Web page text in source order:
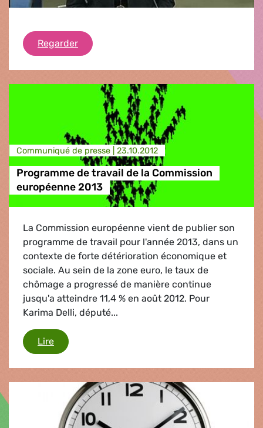
RegarderConclusions of the European Council
Communiqué de presse | 23.10.2012
Programme de travail de la Commission
européenne 2013
La Commission européenne vient de publier son
programme de travail pour l'année 2013, dans un
contexte de forte détérioration économique et
sociale. Au sein de la zone euro, le taux de
chômage a progressé de manière continue
jusqu'a atteindre 11,4 % en août 2012. Pour
Karima Delli, député...
LireProgramme de travail de la Commission